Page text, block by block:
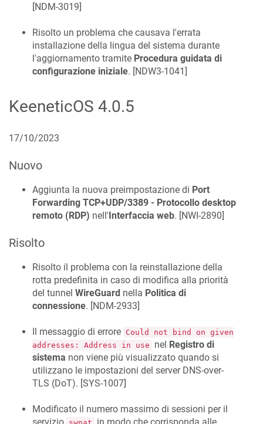
[NDM-3019]
Risolto un problema che causava l'errata
installazione della lingua del sistema durante
l'aggiornamento tramite Procedura guidata di
configurazione iniziale. [NDW3-1041]
KeeneticOS 4.0.5
17/10/2023
Nuovo
Aggiunta la nuova preimpostazione di Port
Forwarding TCP+UDP/3389 - Protocollo desktop
remoto (RDP) nell'Interfaccia web. [NWI-2890]
Risolto
Risolto il problema con la reinstallazione della
rotta predefinita in caso di modifica alla priorità
del tunnel WireGuard nella Politica di
connessione. [NDM-2933]
Il messaggio di errore Could not bind on given
addresses: Address in use
nel Registro di
sistema non viene più visualizzato quando si
utilizzano le impostazioni del server DNS-over-
TLS (DoT). [SYS-1007]
Modificato il numero massimo di sessioni per il